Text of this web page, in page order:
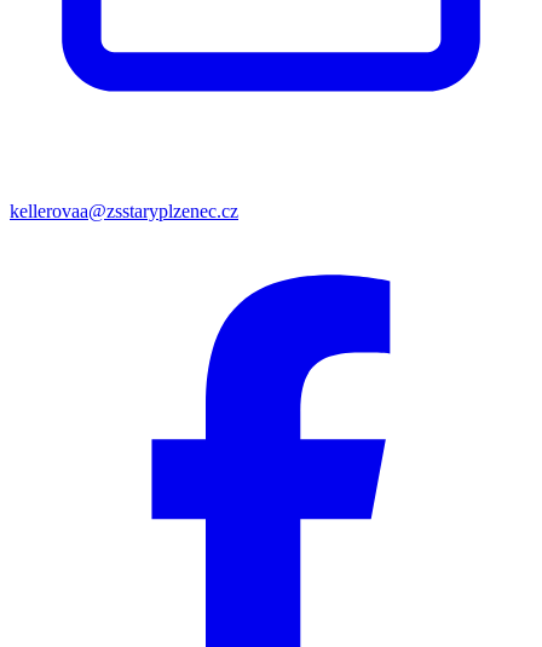
kellerovaa@zsstaryplzenec.cz